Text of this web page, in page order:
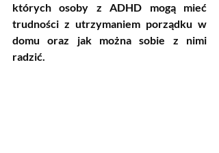
których osoby z ADHD mogą mieć
trudności z utrzymaniem porządku w
domu oraz jak można sobie z nimi
radzić.